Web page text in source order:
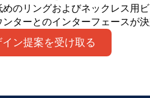
のリングおよびネックレス用
ンターとのインターフェースが
ン提案を受け取る